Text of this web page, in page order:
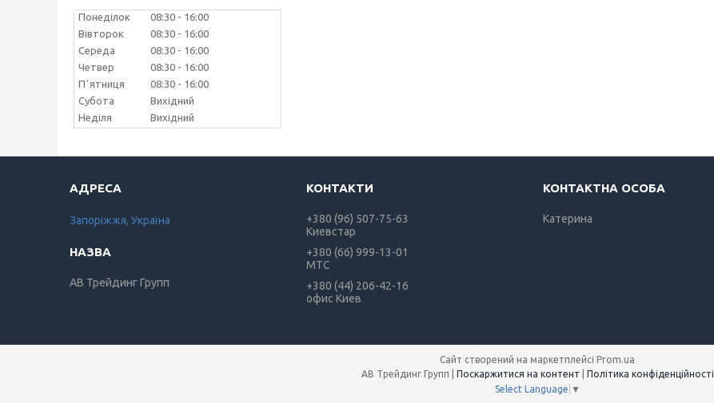
Понеділок 08:30
16:00
Вівторок
08:30
16:00
Середа
08:30
16:00
Четвер
08:30
16:00
Пʼятниця
08:30
16:00
Субота
Вихідний
Неділя
Вихідний
Запоріжжя, Україна
АВ Трейдинг Групп
+380 (96) 507-75-63
Киевстар
+380 (66) 999-13-01
МТС
+380 (44) 206-42-16
офис Киев
Катерина
Сайт створений на маркетплейсі Prom.ua
Поскаржитися на контент
Політика конфіденційності
Select Language ▼